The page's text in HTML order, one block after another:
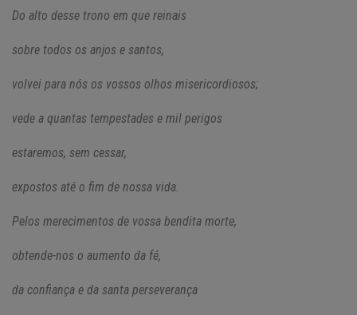
Do alto desse trono em que reinais
sobre todos os anjos e santos,
volvei para nós os vossos olhos misericordiosos;
vede a quantas tempestades e mil perigos
estaremos, sem cessar,
expostos até o fim de nossa vida.
Pelos merecimentos de vossa bendita morte,
obtende-nos o aumento da fé,
da confiança e da santa perseverança